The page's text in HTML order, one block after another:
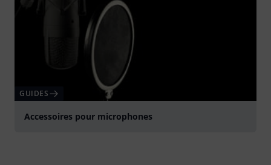
GUIDES
Accessoires pour microphones